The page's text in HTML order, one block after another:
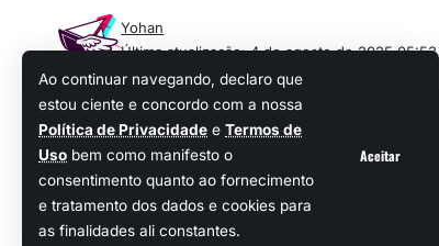
Ao continuar navegando, declaro que
estou ciente e concordo com a nossa
Política de Privacidade e Termos de
Uso bem como manifesto o
consentimento quanto ao fornecimento
e tratamento dos dados e cookies para
as finalidades ali constantes.
Aceitar
Última atualização: 4 de agosto de 2025 05:53
Yohan